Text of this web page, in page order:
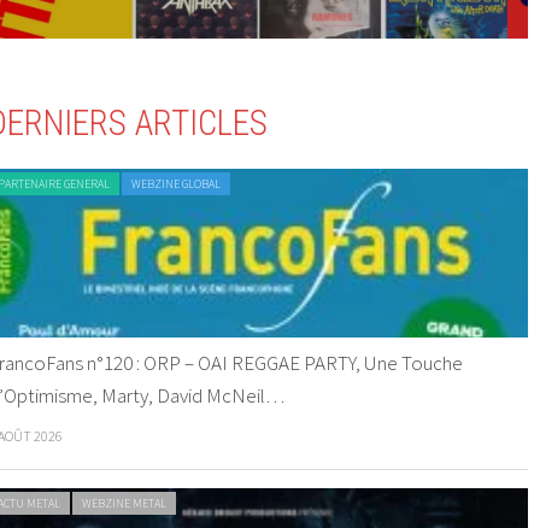
ARTICLES
GENERAL WEBZINE GLOBAL
n°120 : ORP – OAI REGGAE PARTY, Une Touche
Marty, David McNeil…
2026
METAL WEBZINE METAL